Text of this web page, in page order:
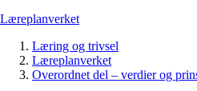
Læreplanverket
Læring og trivsel
Læreplanverket
Overordnet del – verdier og